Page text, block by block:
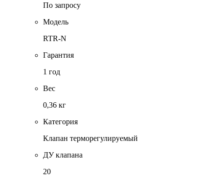
По запросу
Модель
RTR-N
Гарантия
1 год
Вес
0,36 кг
Категория
Клапан терморегулируемый
ДУ клапана
20